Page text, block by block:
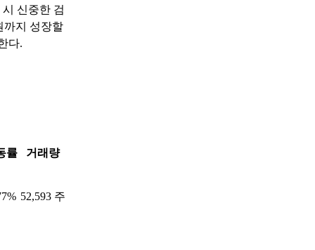
신중한 검
까지 성장할
다.
률 거래량
52,593 주